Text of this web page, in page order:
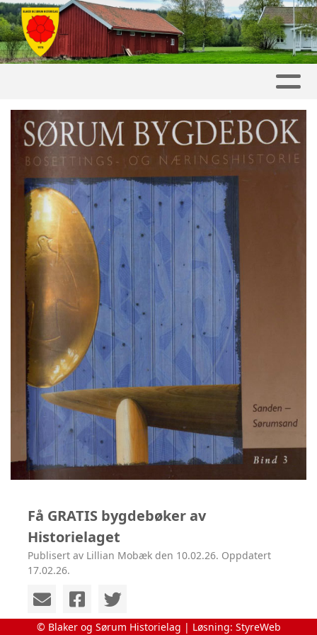
Få GRATIS bygdebøker av
Historielaget
Publisert av Lillian Mobæk den 10.02.26. Oppdatert
17.02.26.
© Blaker og Sørum Historielag | Løsning: StyreWeb